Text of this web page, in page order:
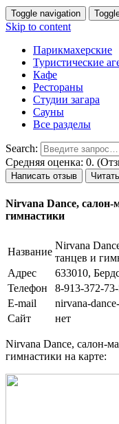
Toggle navigation
Skip to content
Парикмахерские
Туристические
Кафе
Рестораны
Студии загара
Сауны
Все разделы
Search:
Средняя оценка: 0.
Написать отзыв
Nirvana Dance, салон-
гимнастики
Название
Nirvana
танцев и
Адрес
633010,
Телефон
8-913-372-
E-mail
nirvana-
Сайт
нет
Nirvana Dance, салон-
гимнастики на карте: